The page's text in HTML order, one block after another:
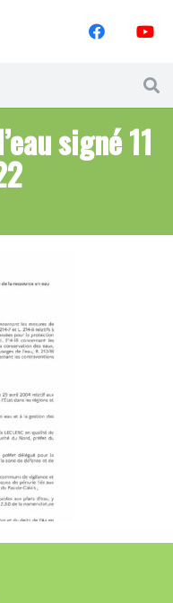
signé 11